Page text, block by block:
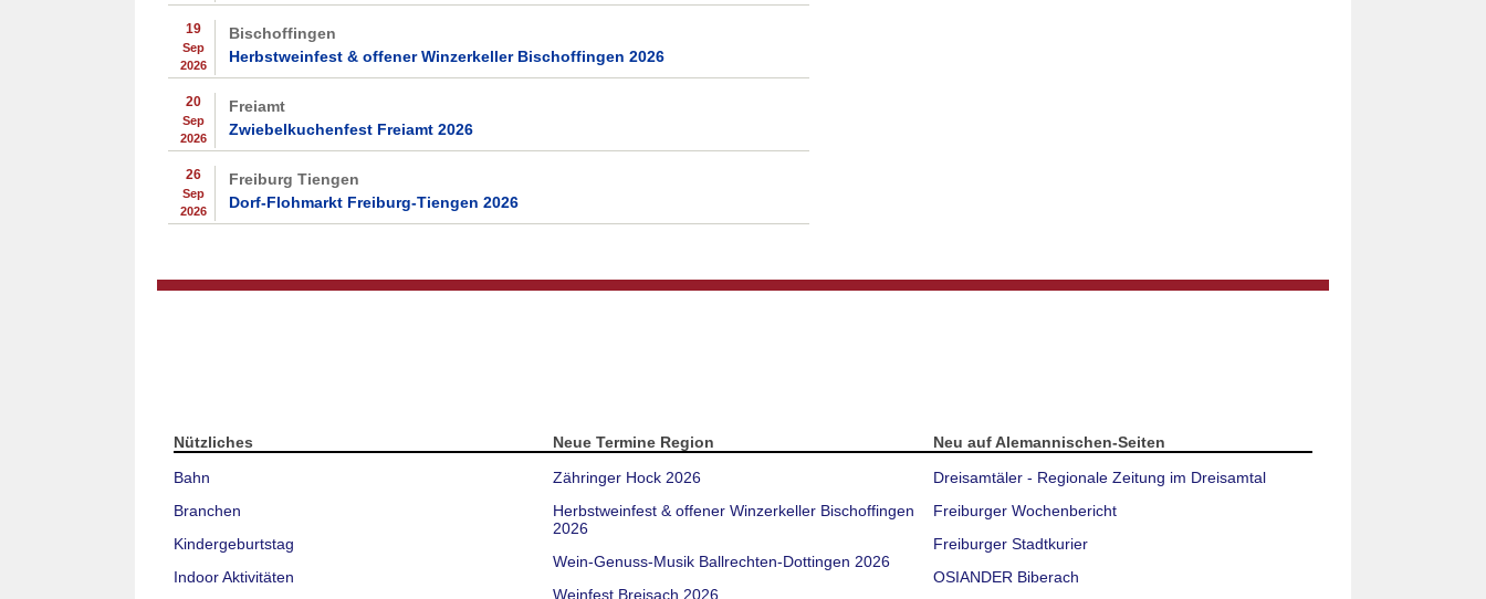
19
Sep
2026
Bischoffingen
Herbstweinfest & offener Winzerkeller Bischoffingen 2026
20
Sep
2026
Freiamt
Zwiebelkuchenfest Freiamt 2026
26
Sep
2026
Freiburg Tiengen
Dorf-Flohmarkt Freiburg-Tiengen 2026
Nützliches
Bahn
Branchen
Kindergeburtstag
Indoor Aktivitäten
Neue Termine Region
Zähringer Hock 2026
Herbstweinfest & offener Winzerkeller Bischoffingen
2026
Wein-Genuss-Musik Ballrechten-Dottingen 2026
Weinfest Breisach 2026
Neu auf Alemannischen-Seiten
Dreisamtäler - Regionale Zeitung im Dreisamtal
Freiburger Wochenbericht
Freiburger Stadtkurier
OSIANDER Biberach